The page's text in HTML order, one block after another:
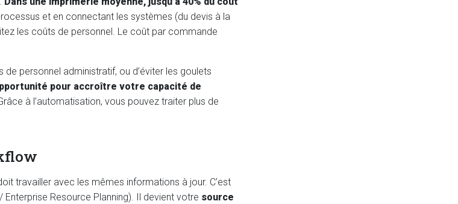
et en connectant les systèmes (du devis à la
les coûts de personnel. Le coût par commande
personnel administratif, ou d’éviter les goulets
pour accroître votre capacité de
à l’automatisation, vous pouvez traiter plus de
travailler avec les mêmes informations à jour. C’est
Resource Planning). Il devient votre source